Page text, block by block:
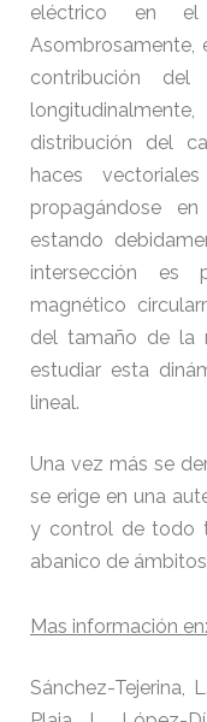
eléctrico en
Asombrosamente,
contribución del
distribución del
haces
propagándose
estando
intersección es
magnético
del tamaño de la
estudiar esta
lineal.
Una vez más se
se erige en una
y control de todo
abanico de
Mas información en:
Sánchez-Tejerina,